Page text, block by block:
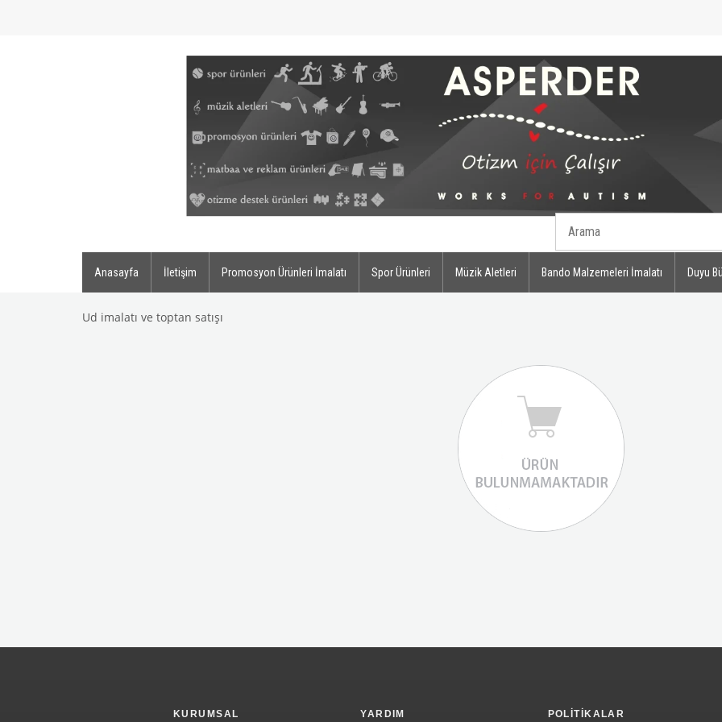
Anasayfa İletişim Promosyon Ürünleri İmalatı Spor Ürünleri Müzik Aletleri Bando Malzemeleri İmalatı Duyu
Ud imalatı ve toptan satışı
KURUMSAL YARDIM POLITIKALAR